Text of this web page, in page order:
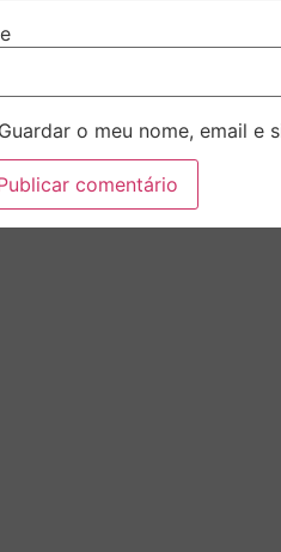
Guardar o meu nome, email e